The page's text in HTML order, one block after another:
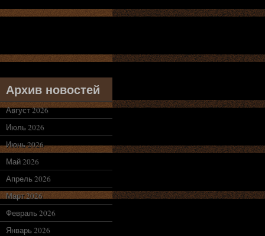
Архив новостей
Август 2026
Июль 2026
Июнь 2026
Май 2026
Апрель 2026
Март 2026
Февраль 2026
Январь 2026